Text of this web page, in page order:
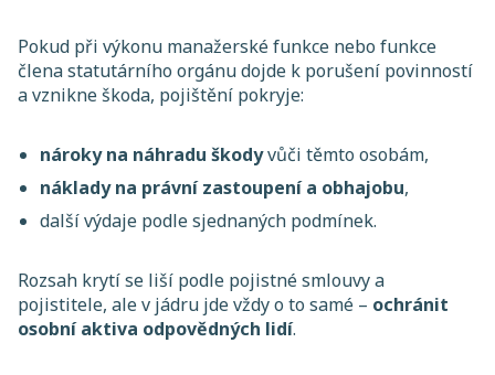
Pokud při výkonu manažerské funkce nebo funkce
člena statutárního orgánu dojde k porušení povinností
a vznikne škoda, pojištění pokryje:
nároky na náhradu škodyvůči těmto osobám,
náklady na právní zastoupení a obhajobu,
další výdaje podle sjednaných podmínek.
Rozsah krytí se liší podle pojistné smlouvy a
pojistitele, ale v jádru jde vždy o to samé – ochránit
osobní aktiva odpovědných lidí.